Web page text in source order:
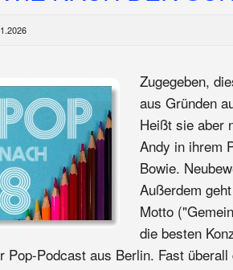
Zugegeben,
aus Gründen
Heißt sie aber
Andy in ihrem
Bowie.
Außerdem
Motto
die besten
Pop-Podcast aus Berlin. Fast